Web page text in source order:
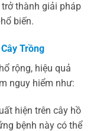
trở thành giải pháp
biến.
Trồng
rộng, hiệu quả
nguy hiểm như:
hiện trên cây hồ
bệnh này có thể